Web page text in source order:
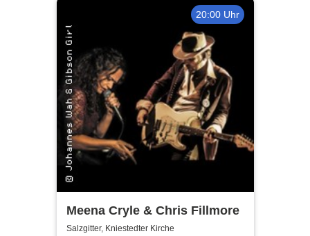
20:00 Uhr
Meena Cryle & Chris Fillmore
Salzgitter, Kniestedter Kirche